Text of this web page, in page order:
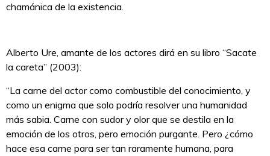
chamánica de la existencia.
Alberto Ure, amante de los actores dirá en su libro “Sacate
la careta” (2003):
“La carne del actor como combustible del conocimiento, y
como un enigma que solo podría resolver una humanidad
más sabia. Carne con sudor y olor que se destila en la
emoción de los otros, pero emoción purgante. Pero ¿cómo
hace esa carne para ser tan raramente humana, para